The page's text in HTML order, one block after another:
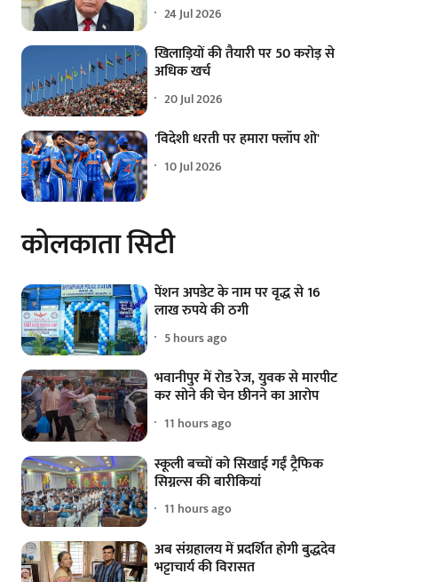
24 Jul 2026
खिलाड़ियों की तैयारी पर 50 करोड़ से
अधिक खर्च
20 Jul 2026
'विदेशी धरती पर हमारा फ्लॉप शो'
10 Jul 2026
कोलकाता सिटी
पेंशन अपडेट के नाम पर वृद्ध से 16
लाख रुपये की ठगी
5 hours ago
भवानीपुर में रोड रेज, युवक से मारपीट
कर सोने की चेन छीनने का आरोप
11 hours ago
स्कूली बच्चों को सिखाई गईं ट्रैफिक
सिग्नल्स की बारीकियां
11 hours ago
अब संग्रहालय में प्रदर्शित होगी बुद्धदेव
भट्टाचार्य की विरासत